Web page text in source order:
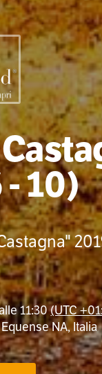
10)
11:30(UTC
NA, Italia